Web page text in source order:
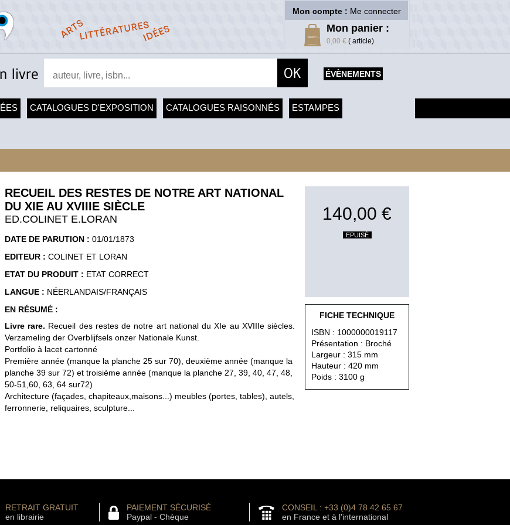
Mon compte : Me connecter
Mon panier :
0,00 € ( article)
ÉVÈNEMENTS
CATALOGUES D'EXPOSITION CATALOGUES RAISONNÉS ESTAMPES
RECUEIL DES RESTES DE NOTRE ART NATIONAL
DU XIE AU XVIIIE SIÈCLE
ED.COLINET E.LORAN
DATE DE PARUTION : 01/01/1873
EDITEUR : COLINET ET LORAN
ETAT DU PRODUIT : ETAT CORRECT
LANGUE : NÉERLANDAIS/FRANÇAIS
EN RÉSUMÉ :
Livre rare. Recueil des restes de notre art national du XIe au XVIIIe siècles.
Verzameling der Overblijfsels onzer Nationale Kunst.
Portfolio à lacet cartonné
Première année (manque la planche 25 sur 70), deuxième année (manque la
planche 39 sur 72) et troisième année (manque la planche 27, 39, 40, 47, 48,
50-51,60, 63, 64 sur72)
Architecture (façades, chapiteaux,maisons...) meubles (portes, tables), autels,
ferronnerie, reliquaires, sculpture...
140,00 €
EPUISÉ
FICHE TECHNIQUE
ISBN : 1000000019117
Présentation : Broché
Largeur : 315 mm
Hauteur : 420 mm
Poids : 3100 g
RETRAIT GRATUIT
en librairie
PAIEMENT SÉCURISÉ
Paypal - Chèque
CONSEIL : +33 (0)4 78 42 65 67
en France et à l'international